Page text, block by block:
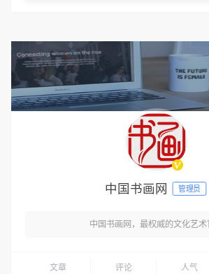
中国书画网 管理员
中国书画网，最权威的文化艺术
文章 评论 人气